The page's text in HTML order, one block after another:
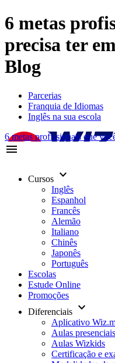
6 metas
precisa ter
Blog
Parcerias
Franquia de Idiomas
Inglês na sua escola
6 metas profissionais que
menu
Cursos keyboard_arrow_down
Inglês
Espanhol
Francês
Alemão
Italiano
Chinês
Japonês
Português
Escolas
Estude Online
Promoções
Diferenciais keyboard_arrow_down
Aplicativo
Aulas presenciais
Aulas Wizkids
Certificação e